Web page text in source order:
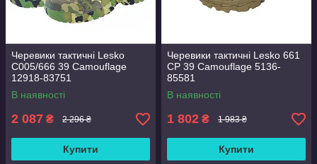
Черевики тактичні Lesko
C005/666 39 Camouflage
12918-83751
В наявності
2 087 ₴ 2 296 ₴
Купити
Черевики тактичні Lesko 661
CP 39 Camouflage 5136-
85581
В наявності
1 802 ₴ 1 983 ₴
Купити